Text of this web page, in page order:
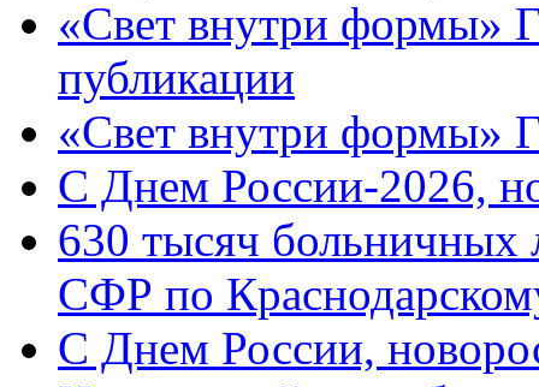
«Свет внутри формы»
публикации
«Свет внутри формы»
C Днем России-2026,
630 тысяч больничных
СФР по
C Днем России,